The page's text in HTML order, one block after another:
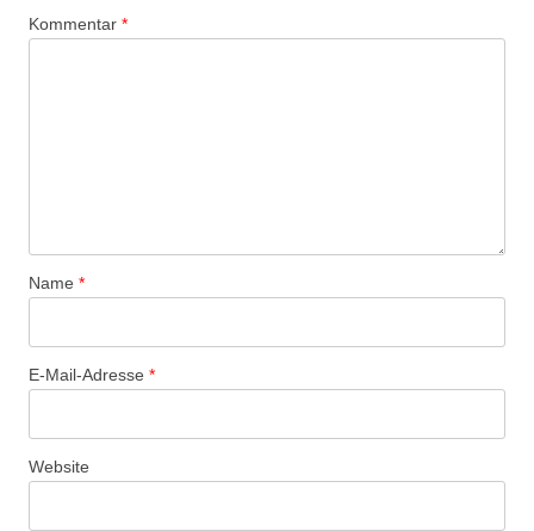
Kommentar *
Name *
E-Mail-Adresse *
Website